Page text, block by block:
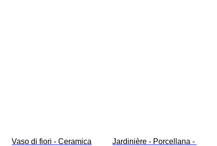
Vaso di fiori - Ceramica
Jardinière - Porcellana -